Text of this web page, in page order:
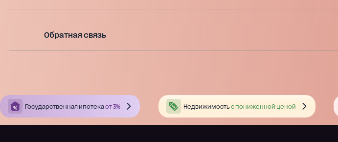
Обратная связь
Государственная ипотекаот 3% Недвижимостьс пониженной ценой